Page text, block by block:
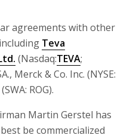
agreements with other
Teva
(Nasdaq:TEVA;
Merck & Co. Inc. (NYSE:
ROG).
Martin Gerstel has
be commercialized